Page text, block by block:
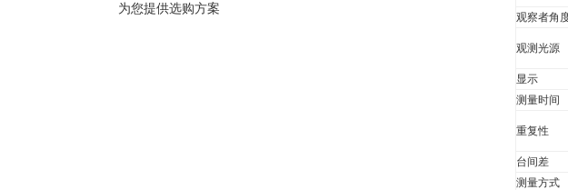
观察者角
观测光源
显示
测量时间
重复性
台间差
测量方式
为您提供选购方案